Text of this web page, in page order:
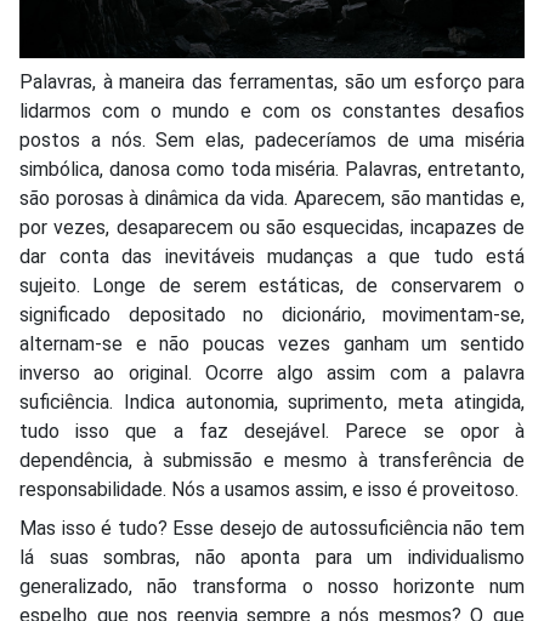
Palavras, à maneira das ferramentas, são um esforço para
lidarmos com o mundo e com os constantes desafios
postos a nós. Sem elas, padeceríamos de uma miséria
simbólica, danosa como toda miséria. Palavras, entretanto,
são porosas à dinâmica da vida. Aparecem, são mantidas e,
por vezes, desaparecem ou são esquecidas, incapazes de
dar conta das inevitáveis mudanças a que tudo está
sujeito. Longe de serem estáticas, de conservarem o
significado depositado no dicionário, movimentam-se,
alternam-se e não poucas vezes ganham um sentido
inverso ao original. Ocorre algo assim com a palavra
suficiência. Indica autonomia, suprimento, meta atingida,
tudo isso que a faz desejável. Parece se opor à
dependência, à submissão e mesmo à transferência de
responsabilidade. Nós a usamos assim, e isso é proveitoso.
Mas isso é tudo? Esse desejo de autossuficiência não tem
lá suas sombras, não aponta para um individualismo
generalizado, não transforma o nosso horizonte num
espelho que nos reenvia sempre a nós mesmos? O que